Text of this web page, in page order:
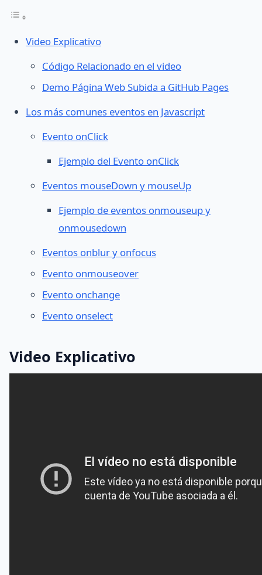
Video Explicativo
Código Relacionado en el video
Demo Página Web Subida a GitHub Pages
Los más comunes eventos en Javascript
Evento onClick
Ejemplo del Evento onClick
Eventos mouseDown y mouseUp
Ejemplo de eventos onmouseup y
onmousedown
Eventos onblur y onfocus
Evento onmouseover
Evento onchange
Evento onselect
Video Explicativo